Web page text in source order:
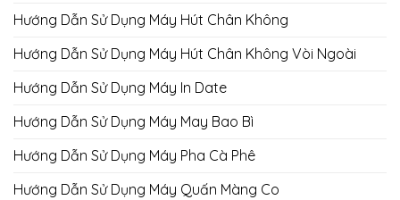
Hướng Dẫn Sử Dụng Máy Hút Chân Không
Hướng Dẫn Sử Dụng Máy Hút Chân Không Vòi Ngoài
Hướng Dẫn Sử Dụng Máy In Date
Hướng Dẫn Sử Dụng Máy May Bao Bì
Hướng Dẫn Sử Dụng Máy Pha Cà Phê
Hướng Dẫn Sử Dụng Máy Quấn Màng Co